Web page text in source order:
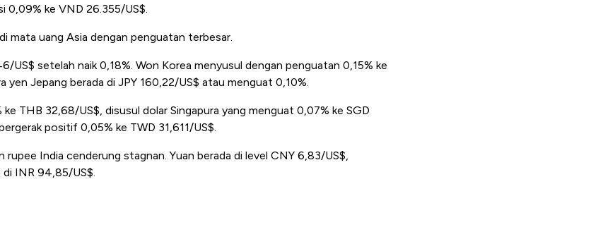
0,09% ke VND 26.355/US$.
mata uang Asia dengan penguatan terbesar.
US$ setelah naik 0,18%. Won Korea menyusul dengan penguatan 0,15% ke
yen Jepang berada di JPY 160,22/US$ atau menguat 0,10%.
THB 32,68/US$, disusul dolar Singapura yang menguat 0,07% ke SGD
positif 0,05% ke TWD 31,611/US$.
rupee India cenderung stagnan. Yuan berada di level CNY 6,83/US$,
di INR 94,85/US$.